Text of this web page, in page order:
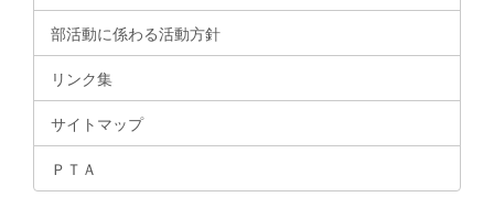
部活動に係わる活動方針
リンク集
サイトマップ
ＰＴＡ